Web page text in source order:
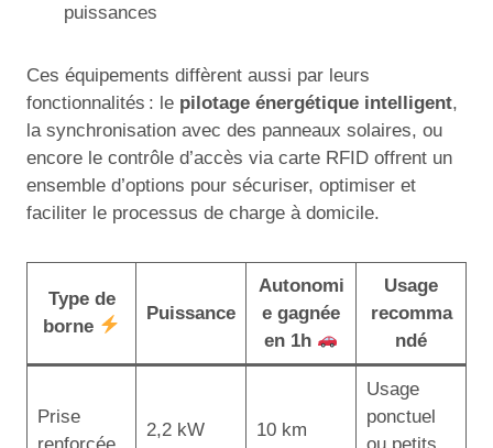
puissances
Ces équipements diffèrent aussi par leurs
fonctionnalités : le pilotage énergétique intelligent,
la synchronisation avec des panneaux solaires, ou
encore le contrôle d’accès via carte RFID offrent un
ensemble d’options pour sécuriser, optimiser et
faciliter le processus de charge à domicile.
Type de
borne
Puissance
Autonomi
e gagnée
en 1h
Usage
recomma
ndé
Prise
renforcée
2,2 kW 10 km
Usage
ponctuel
ou petits